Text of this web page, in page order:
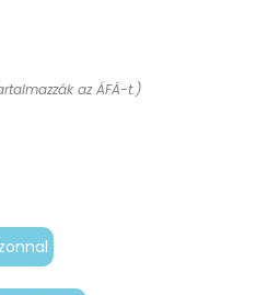
az ÁFÁ-t.)